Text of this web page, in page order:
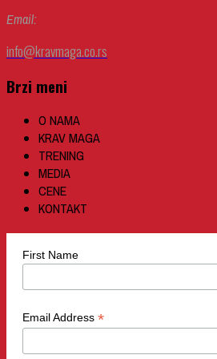
Email:
info@kravmaga.co.rs
Brzi meni
O NAMA
KRAV MAGA
TRENING
MEDIA
CENE
KONTAKT
First Name
Email Address *